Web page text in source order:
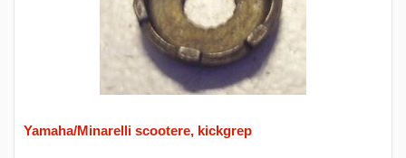
Yamaha/Minarelli scootere, kickgrep